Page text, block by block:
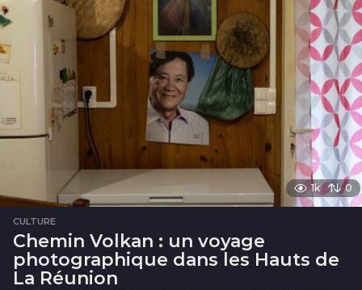
1k 0
CULTURE
Chemin Volkan : un voyage
photographique dans les Hauts de
La Réunion